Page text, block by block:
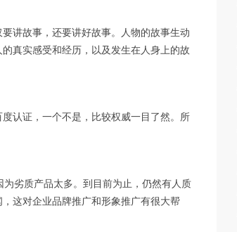
讲故事，还要讲好故事。人物的故事生动
真实感受和经历，以及发生在人身上的故
认证，一个不是，比较权威一目了然。所
为劣质产品太多。到目前为止，仍然有人质
这对企业品牌推广和形象推广有很大帮